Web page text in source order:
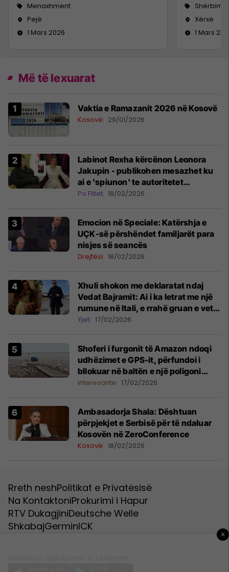
Menaxhment
Pejë
1 Mars 2026
Xërxë
1 Mars
Më të lexuarat
Vaktia e Ramazanit 2026 në Kosovë
Kosovë 29/01/2026
Labinot Rexha kërcënon Leonora
Jakupin - publikohen mesazhet ku
ai e 'spiunon' te autoritetet
zvicerane se nuk ka vizë pune
Po Flitet 18/02/2026
​Emocion në Speciale: Katërshja e
UÇK-së përshëndet familjarët para
nisjes së seancës
Drejtësi 18/02/2026
Xhuli shokon me deklaratat ndaj
Vedat Bajramit: Ai i ka letrat me një
rumune në Itali, e rrahë gruan e vet
dhe përdor narkotikë
Yjet 17/02/2026
Shoferi i furgonit të Amazon ndoqi
udhëzimet e GPS-it, përfundoi i
bllokuar në baltën e një poligoni
ushtarak të qitjes në Britani
Interesante 17/02/2026
Ambasadorja Shala: Dështuan
përpjekjet e Serbisë për të ndaluar
Kosovën në ZeroConference
Kosovë 18/02/2026
Rreth neshPolitikat e Privatësisë
Na KontaktoniProkurimi i Hapur
RTV DukagjiniDeutsche Welle
ShkabajGerminICK
×